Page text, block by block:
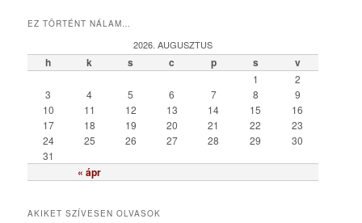
e
r
EZ TÖRTÉNT NÁLAM…
2026. AUGUSZTUS
h k s c p s v
« ápr
1
2
3
4 5 6 7 8
9
10
11 12 13 14 15
16
17
18 19 20 21 22
23
24
25 26 27 28 29
30
31
AKIKET SZÍVESEN OLVASOK